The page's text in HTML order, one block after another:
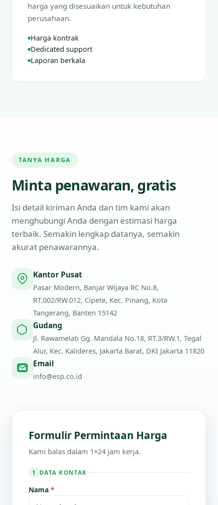
harga yang disesuaikan untuk kebutuhan
perusahaan.
Harga kontrak
Dedicated support
Laporan berkala
TANYA HARGA
Minta penawaran, gratis
Isi detail kiriman Anda dan tim kami akan
menghubungi Anda dengan estimasi harga
terbaik. Semakin lengkap datanya, semakin
akurat penawarannya.
Kantor Pusat
Pasar Modern, Banjar Wijaya RC No.8,
RT.002/RW.012, Cipete, Kec. Pinang, Kota
Tangerang, Banten 15142
Gudang
Jl. Rawamelati Gg. Mandala No.18, RT.3/RW.1, Tegal
Alur, Kec. Kalideres, Jakarta Barat, DKI Jakarta 11820
Email
info@esp.co.id
Formulir Permintaan Harga
Kami balas dalam 1×24 jam kerja.
1 DATA KONTAK
Nama *